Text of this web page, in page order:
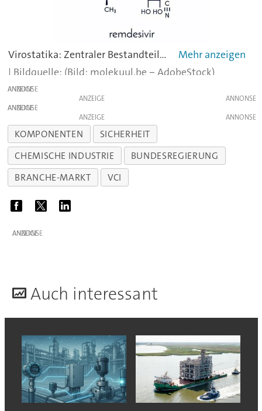
Virostatika: Zentraler Bestandteil eines Virus ist seine Erbinformation, zu deren Vermehrung eine Gruppe von Enzymen, sogenannte Polymerasen notwendig sind. Wirkstoffe, die diese Enzyme hemmen, können auch die Vermehrung und Verbreitung von Viren eindämmen. Beispiele für solche Virostatika, die auch gegen Sars-Cov-2 wirken könnten, sind die Wirkstoffe Faviparivir und Remdesivir. Letzteres wurde ursprünglich gegen das Ebola-Virus entwickelt.
(Bild: molekuul.be ‒ AdobeStock)
ANZEIGE
ANZEIGE
ANZEIGE
ANZEIGE
KOMPONENTEN
SICHERHEIT
CHEMISCHE INDUSTRIE
BUNDESREGIERUNG
BRANCHE-MARKT
VCI
ANZEIGE
Auch interessant